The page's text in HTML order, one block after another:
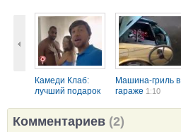
Камеди Клаб:
лучший подарок
Машина-гриль в
гараже 1:10
Комментариев (2)